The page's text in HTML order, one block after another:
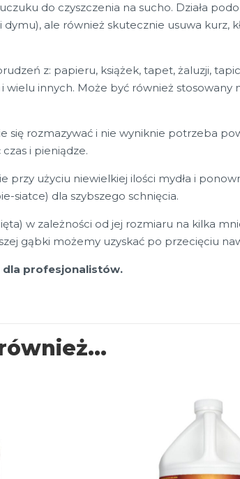
do czyszczenia na sucho. Działa
dymu), ale również skutecznie usuwa kurz,
z: papieru, książek, tapet, żaluzji,
innych. Może być również
się rozmazywać i nie wyniknie potrzeba
i pieniądze.
przy użyciu niewielkiej ilości mydła i
siatce) dla szybszego schnięcia.
w zależności od jej rozmiaru na kilka
gąbki możemy uzyskać po przecięciu
profesjonalistów.